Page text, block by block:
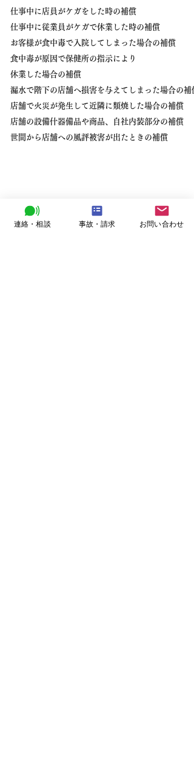
​仕事中に店員がケガをした時の補償
​​仕事中に従業員がケガで休業した時の補償
お客様が食中毒で入院してしまった場合の補償
食中毒が原因で保健所の指示により
休業した場合の補償
漏水で階下の店舗へ損害を与えてしまった場合の補
店舗で火災が発生して近隣に類焼した場合の補償
店舗の設備什器備品や商品、自社内装部分の補償
世間から店舗への風評被害が出たときの補償
​IT業向け
連絡・相談 事故・請求 お問い合わせ